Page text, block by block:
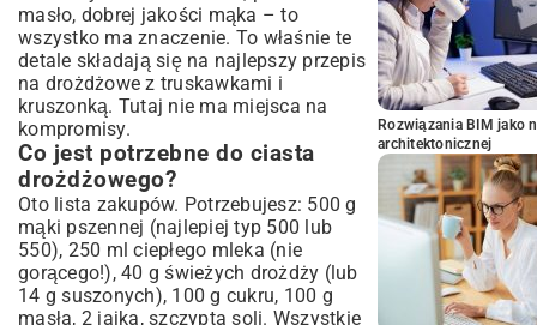
masło, dobrej jakości mąka – to
wszystko ma znaczenie. To właśnie te
detale składają się na najlepszy przepis
na drożdżowe z truskawkami i
kruszonką. Tutaj nie ma miejsca na
kompromisy.
Co jest potrzebne do ciasta
drożdżowego?
Oto lista zakupów. Potrzebujesz: 500 g
mąki pszennej (najlepiej typ 500 lub
550), 250 ml ciepłego mleka (nie
gorącego!), 40 g świeżych drożdży (lub
14 g suszonych), 100 g cukru, 100 g
masła, 2 jajka, szczypta soli. Wszystkie
Rozwiązania BIM jako
architektonicznej